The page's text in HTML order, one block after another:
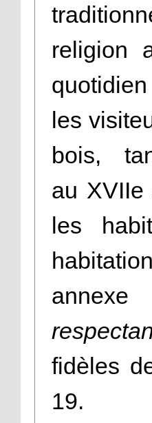
religion
les
bois,
au XVIIe
les
fidèles
19.